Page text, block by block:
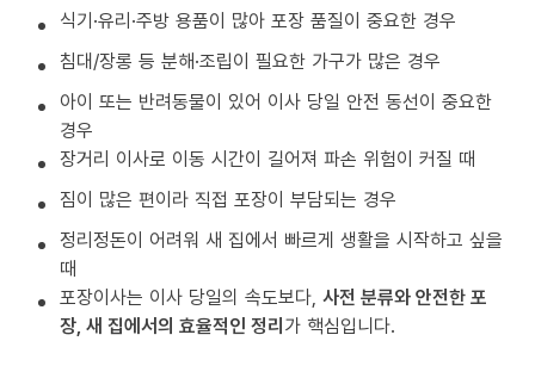
식기·유리·주방 용품이 많아 포장 품질이 중요한 경우
침대/장롱 등 분해·조립이 필요한 가구가 많은 경우
아이 또는 반려동물이 있어 이사 당일 안전 동선이 중요한
경우
장거리 이사로 이동 시간이 길어져 파손 위험이 커질 때
짐이 많은 편이라 직접 포장이 부담되는 경우
정리정돈이 어려워 새 집에서 빠르게 생활을 시작하고 싶을
때
포장이사는 이사 당일의 속도보다, 사전 분류와 안전한 포
장, 새 집에서의 효율적인 정리가 핵심입니다.